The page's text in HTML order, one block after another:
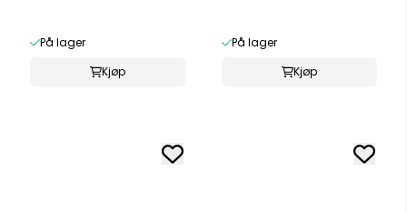
På lager
Kjøp
På lager
Kjøp